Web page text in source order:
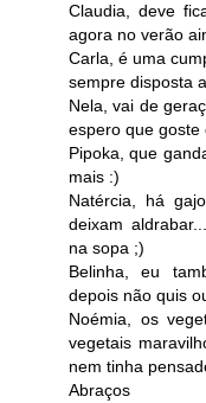
Claudia, deve
agora no verão
Carla, é uma
sempre disposta
Nela, vai de
espero que goste
Pipoka, que
mais :)
Natércia, há
deixam
na sopa ;)
Belinha, eu
depois não quis
Noémia, os
vegetais
nem tinha
Abraços